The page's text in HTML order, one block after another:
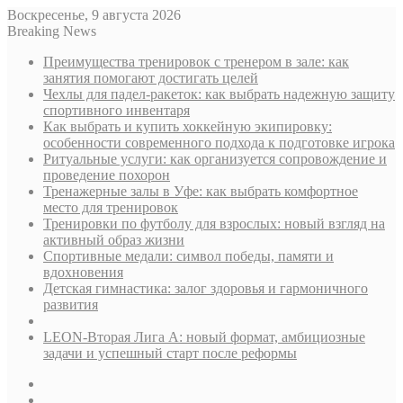
Воскресенье, 9 августа 2026
Breaking News
Преимущества тренировок с тренером в зале: как
занятия помогают достигать целей
Чехлы для падел-ракеток: как выбрать надежную защиту
спортивного инвентаря
Как выбрать и купить хоккейную экипировку:
особенности современного подхода к подготовке игрока
Ритуальные услуги: как организуется сопровождение и
проведение похорон
Тренажерные залы в Уфе: как выбрать комфортное
место для тренировок
Тренировки по футболу для взрослых: новый взгляд на
активный образ жизни
Спортивные медали: символ победы, памяти и
вдохновения
Детская гимнастика: залог здоровья и гармоничного
развития
LEON-Вторая Лига А: новый формат, амбициозные
задачи и успешный старт после реформы